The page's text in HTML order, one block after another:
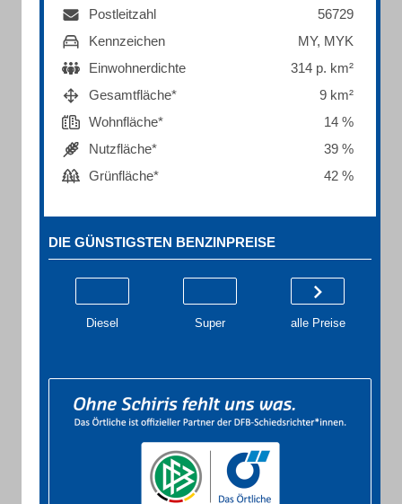
Postleitzahl
56729
Kennzeichen
MY, MYK
Einwohnerdichte
314 p. km²
Gesamtfläche*
9 km²
Wohnfläche*
14 %
Nutzfläche*
39 %
Grünfläche*
42 %
DIE GÜNSTIGSTEN BENZINPREISE
Diesel Super alle Preise